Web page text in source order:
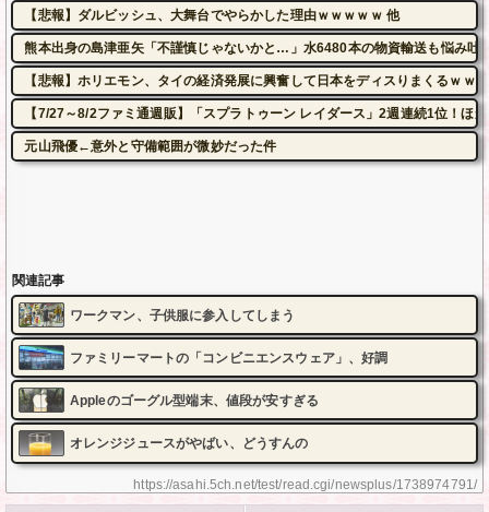
https://asahi.5ch.net/test/read.cgi/newsplus/1738974791/
【悲報】ダルビッシュ、大舞台でやらかした理由ｗｗｗｗｗ 他
熊本出身の島津亜矢「不謹慎じゃないかと…」水6480本の物資輸送も悩み
【悲報】ホリエモン、タイの経済発展に興奮して日本をディスりまくるｗｗ
【7/27～8/2ファミ通週販】「スプラトゥーン レイダース」2週連続1位！
元山飛優←意外と守備範囲が微妙だった件
関連記事
ワークマン、子供服に参入してしまう
ファミリーマートの「コンビニエンスウェア」、好調
Appleのゴーグル型端末、値段が安すぎる
オレンジジュースがやばい、どうすんの